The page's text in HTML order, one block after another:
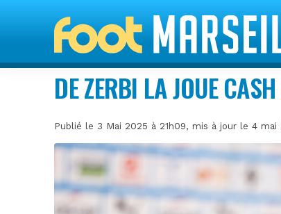
DE ZERBI LA JOUE
Publié le 3 Mai 2025 à 21h09, mis à jour le 4 mai